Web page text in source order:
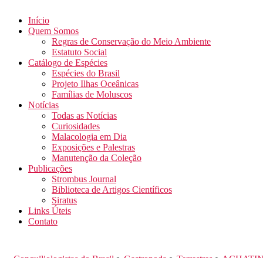
Início
Quem Somos
Regras de Conservação do Meio Ambiente
Estatuto Social
Catálogo de Espécies
Espécies do Brasil
Projeto Ilhas Oceânicas
Famílias de Moluscos
Notícias
Todas as Notícias
Curiosidades
Malacologia em Dia
Exposições e Palestras
Manutenção da Coleção
Publicações
Strombus Journal
Biblioteca de Artigos Científicos
Siratus
Links Úteis
Contato